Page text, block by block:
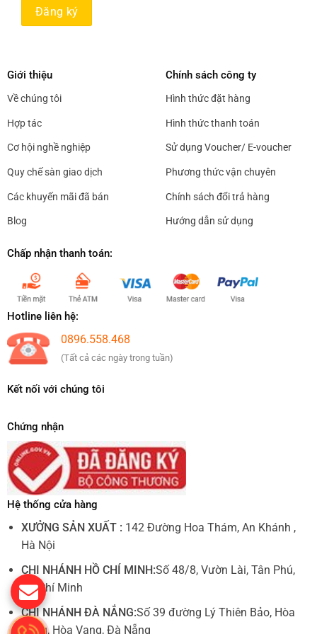
Giới thiệu
Về chúng tôi
Hợp tác
Cơ hội nghề nghiệp
Quy chế sàn giao dịch
Các khuyến mãi đã bán
Blog
Chính sách công ty
Hình thức đặt hàng
Hình thức thanh toán
Sử dụng Voucher/ E-voucher
Phương thức vận chuyên
Chính sách đổi trả hàng
Hướng dẫn sử dụng
Chấp nhận thanh toán:
Hotline liên hệ:
0896.558.468
(Tất cả các ngày trong tuần)
Kết nối với chúng tôi
Chứng nhận
Hệ thống cửa hàng
XƯỞNG SẢN XUẤT : 142 Đường Hoa Thám, An Khánh ,
Hà Nội
CHI NHÁNH HỒ CHÍ MINH:Số 48/8, Vườn Lài, Tân Phú,
Hồ Chí Minh
CHI NHÁNH ĐÀ NẮNG:Số 39 đường Lý Thiên Bảo, Hòa
Châu, Hòa Vang, Đà Nẵng